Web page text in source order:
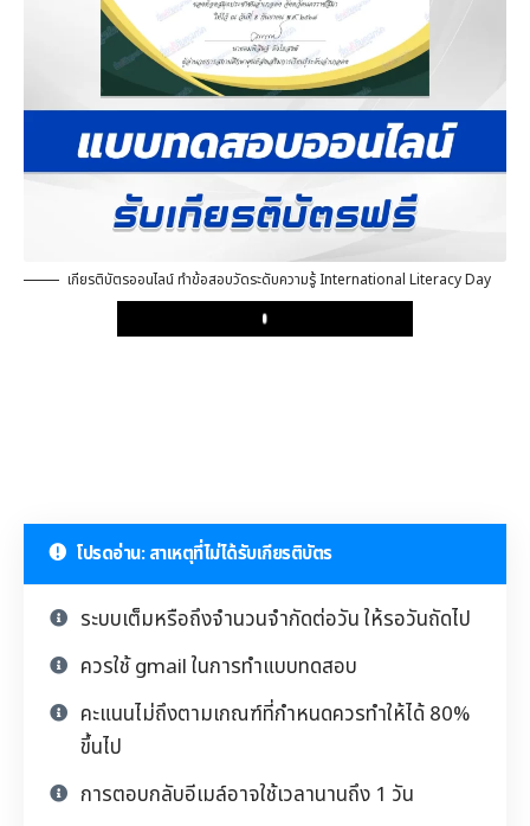
เกียรติบัตรออนไลน์ ทำข้อสอบวัดระดับความรู้ International Literacy Day
Play
โปรดอ่าน: สาเหตุที่ไม่ได้รับเกียรติบัตร
ระบบเต็มหรือถึงจำนวนจำกัดต่อวัน ให้รอวันถัดไป
ควรใช้ gmail ในการทำแบบทดสอบ
คะแนนไม่ถึงตามเกณฑ์ที่กำหนดควรทำให้ได้ 80%
ขึ้นไป
การตอบกลับอีเมล์อาจใช้เวลานานถึง 1 วัน